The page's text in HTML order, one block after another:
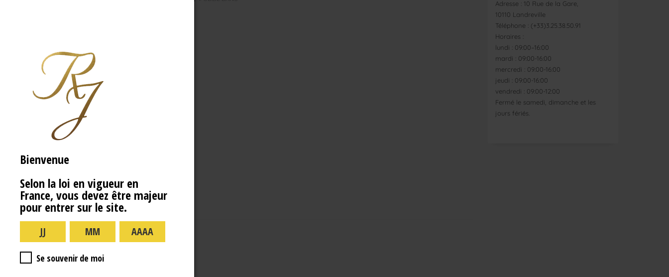
Adresse : 10 Rue de la Gare,
10110 Landreville
Téléphone : (+33)3.25.38.50.91
Horaires :
lundi : 09:00–16:00
mardi : 09:00-16:00
mercredi : 09:00-16:00
jeudi : 09:00-16:00
vendredi : 09:00-12:00
Fermé le samedi, dimanche et les
jours fériés.
Bienvenue
Selon la loi en vigueur en
France, vous devez être majeur
pour entrer sur le site.
Se souvenir de moi